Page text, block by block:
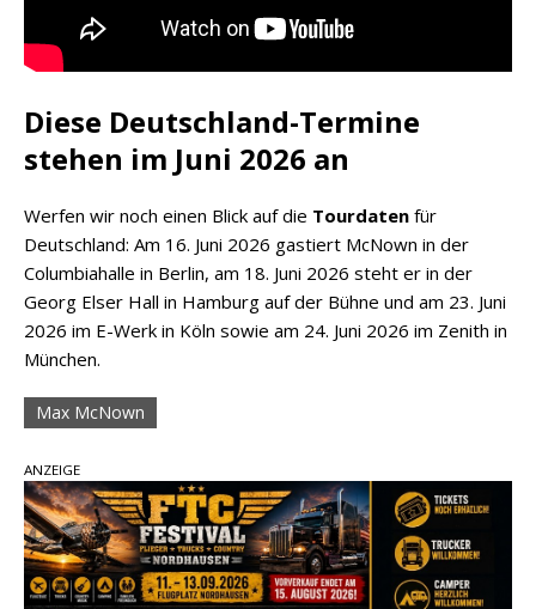
Diese Deutschland-Termine
stehen im Juni 2026 an
Werfen wir noch einen Blick auf die Tourdaten für
Deutschland: Am 16. Juni 2026 gastiert McNown in der
Columbiahalle in Berlin, am 18. Juni 2026 steht er in der
Georg Elser Hall in Hamburg auf der Bühne und am 23. Juni
2026 im E-Werk in Köln sowie am 24. Juni 2026 im Zenith in
München.
Max McNown
ANZEIGE